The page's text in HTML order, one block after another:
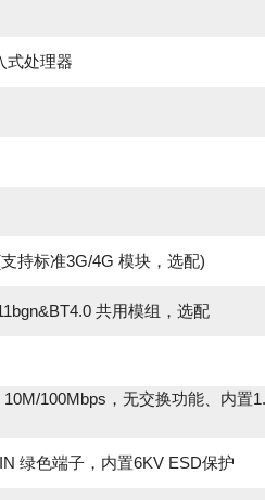
式处理器
持标准3G/4G 模块，选配)
共用模组，选配
10M/100Mbps，无交换功能、内置
绿色端子，内置6KV ESD保护